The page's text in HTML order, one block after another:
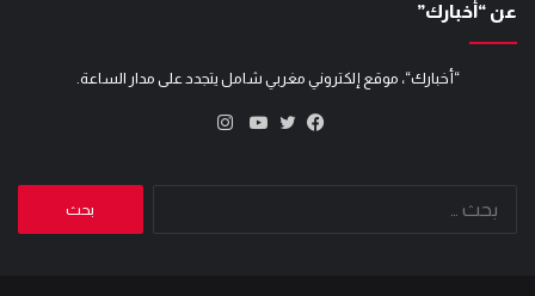
عن “أخبارك”
“أخبارك“، موقع إلكتروني مغربي شامل يتجدد على مدار الساعة.